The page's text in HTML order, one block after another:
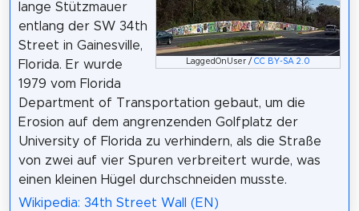
LaggedOnUser /CC BY-SA 2.0
lange Stützmauer
entlang der SW 34th
Street in Gainesville,
Florida. Er wurde
1979 vom Florida
Department of Transportation gebaut, um die
Erosion auf dem angrenzenden Golfplatz der
University of Florida zu verhindern, als die Straße
von zwei auf vier Spuren verbreitert wurde, was
einen kleinen Hügel durchschneiden musste.
Wikipedia: 34th Street Wall (EN)